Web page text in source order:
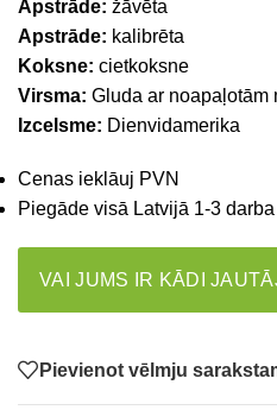
Apstrāde: žāvēta
Apstrāde: kalibrēta
Koksne: cietkoksne
Virsma: Gluda ar noapaļotām
Izcelsme: Dienvidamerika
Cenas ieklāuj PVN
Piegāde visā Latvijā 1-3
VAI JUMS IR KĀDI
Pievienot vēlmju